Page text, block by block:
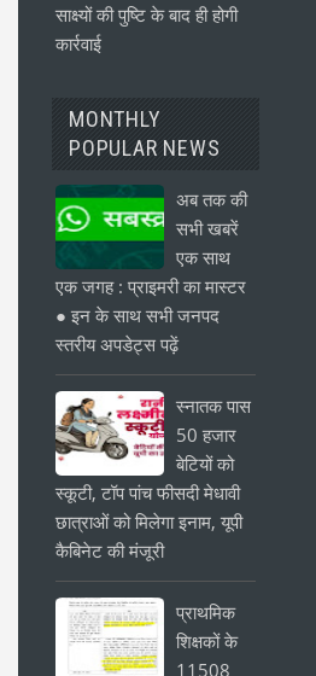
साक्ष्यों की पुष्टि के बाद ही होगी
कार्रवाई
MONTHLY
POPULAR NEWS
अब तक की
सभी खबरें
एक साथ
एक जगह : प्राइमरी का मास्टर
● इन के साथ सभी जनपद
स्तरीय अपडेट्स पढ़ें
स्नातक पास
50 हजार
बेटियों को
स्कूटी, टॉप पांच फीसदी मेधावी
छात्राओं को मिलेगा इनाम, यूपी
कैबिनेट की मंजूरी
प्राथमिक
शिक्षकों के
11508